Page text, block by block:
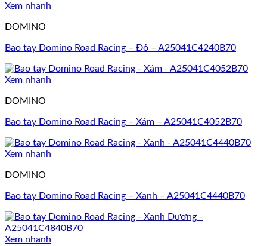
Xem nhanh
DOMINO
Bao tay Domino Road Racing – Đỏ – A25041C4240B70
Xem nhanh
DOMINO
Bao tay Domino Road Racing – Xám – A25041C4052B70
Xem nhanh
DOMINO
Bao tay Domino Road Racing – Xanh – A25041C4440B70
Xem nhanh